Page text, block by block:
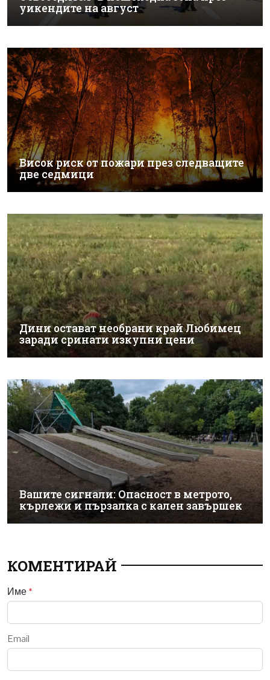
уикендите на август
Висок риск от пожари през следващите
две седмици
Дини остават необрани край Любимец
заради сринати изкупни цени
Вашите сигнали: Опасност в метрото,
кърлежи и пързалка с кален завършек
КОМЕНТИРАЙ
Име *
Email